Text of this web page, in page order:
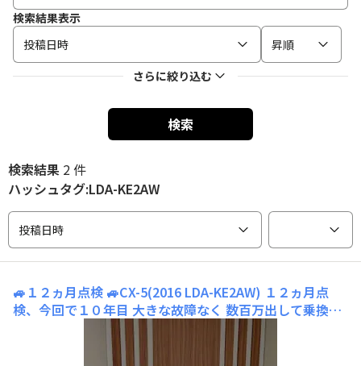
検索結果表示
投稿日時
昇順
さらに絞り込む
検索
検索結果 2 件
ハッシュタグ:LDA-KE2AW
投稿日時
🚙１２ヵ月点検 🚙CX-5(2016 LDA-KE2AW) １２ヵ月点
検、今回で１０年目 大きな故障なく 数百万出して乗換え
たくなる車なく、当分は このまま乗るかな。次の車は６
０代、マニュアルなコンパクトカーを探そうかな。